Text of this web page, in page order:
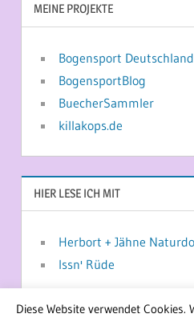
MEINE PROJEKTE
Bogensport Deutschland
BogensportBlog
BuecherSammler
killakops.de
HIER LESE ICH MIT
Herbort + Jähne
Issn' Rüde
Diese Website verwendet Cookies.